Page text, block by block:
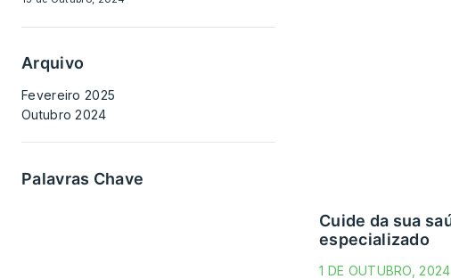
cuide da sua saúde mental com apoio psiquiátrico
especializado
1 DE OUTUBRO, 2024
Arquivo
Fevereiro 2025
Outubro 2024
Palavras Chave